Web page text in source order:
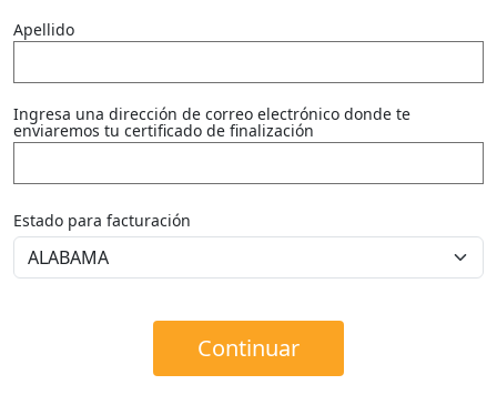
Apellido
Ingresa una dirección de correo electrónico donde te
enviaremos tu certificado de finalización
Estado para facturación